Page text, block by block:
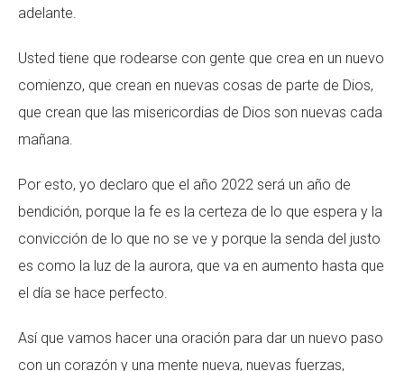
adelante.
Usted tiene que rodearse con gente que crea en un nuevo
comienzo, que crean en nuevas cosas de parte de Dios,
que crean que las misericordias de Dios son nuevas cada
mañana.
Por esto, yo declaro que el año 2022 será un año de
bendición, porque la fe es la certeza de lo que espera y la
convicción de lo que no se ve y porque la senda del justo
es como la luz de la aurora, que va en aumento hasta que
el día se hace perfecto.
Así que vamos hacer una oración para dar un nuevo paso
con un corazón y una mente nueva, nuevas fuerzas,